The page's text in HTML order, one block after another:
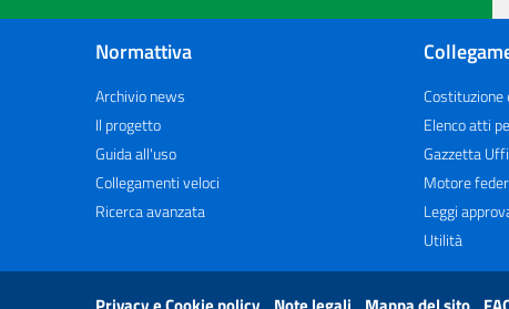
41
42
Vigilanza sull'attuazione delle disposizioni e
43
44
46
Normattiva
Archivio news
Il progetto
Guida all'uso
Collegamenti veloci
Ricerca avanzata
Costituzione
Elenco atti
Gazzetta
Motore
Leggi
Utilità